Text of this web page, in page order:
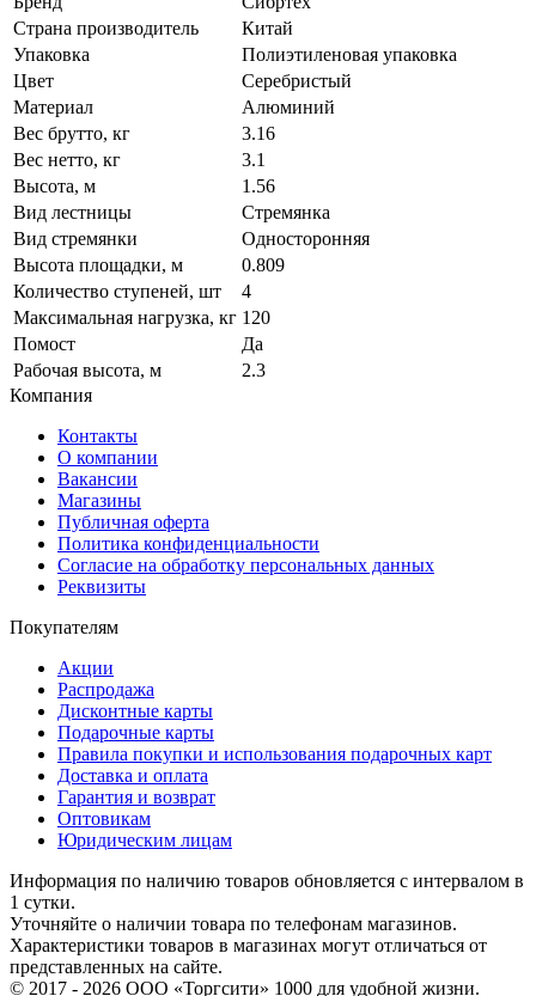
Страна производитель
Китай
Упаковка
Полиэтиленовая упаковка
Цвет
Серебристый
Материал
Алюминий
Вес брутто, кг
3.16
Вес нетто, кг
3.1
Высота, м
1.56
Вид лестницы
Стремянка
Вид стремянки
Односторонняя
Высота площадки, м
0.809
Количество ступеней, шт
4
Максимальная нагрузка, кг 120
Помост
Да
Рабочая высота, м
2.3
Компания
Контакты
О компании
Вакансии
Магазины
Публичная оферта
Политика конфиденциальности
Согласие на обработку персональных данных
Реквизиты
Покупателям
Акции
Распродажа
Дисконтные карты
Подарочные карты
Правила покупки и использования подарочных карт
Доставка и оплата
Гарантия и возврат
Оптовикам
Юридическим лицам
Информация по наличию товаров обновляется с интервалом в
1 сутки.
Уточняйте о наличии товара по телефонам магазинов.
Характеристики товаров в магазинах могут отличаться от
представленных на сайте.
© 2017 - 2026 ООО «Торгсити» 1000 для удобной жизни.